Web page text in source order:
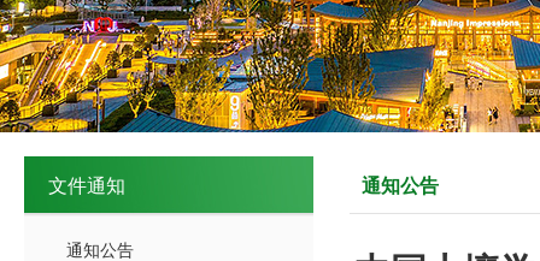
文件通知
通知公告
通知公告